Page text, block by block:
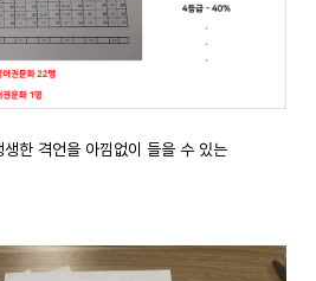
한 격언을 아낌없이 들을 수 있는